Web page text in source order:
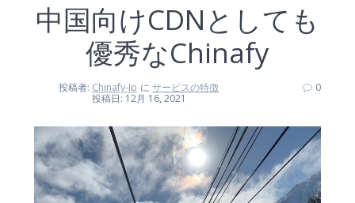
中国向けCDNとしても
優秀なChinafy
投稿者: Chinafy-Jp にサービスの特徴
投稿日: 12月 16, 2021
0